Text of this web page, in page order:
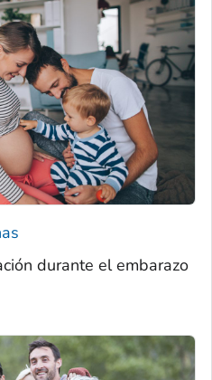
durante el embarazo